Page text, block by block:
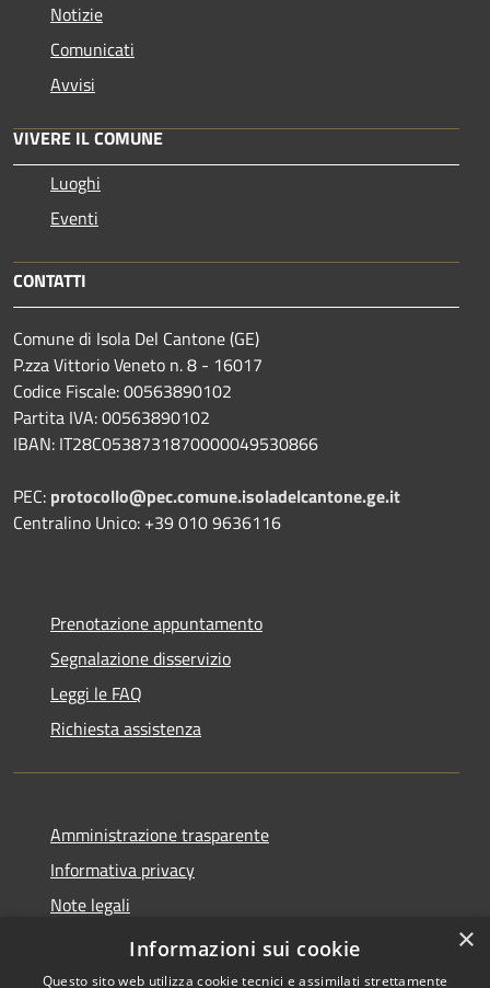
Notizie
Comunicati
Avvisi
VIVERE IL COMUNE
Luoghi
Eventi
CONTATTI
Comune di Isola Del Cantone (GE)
P.zza Vittorio Veneto n. 8 - 16017
Codice Fiscale: 00563890102
Partita IVA: 00563890102
IBAN: IT28C0538731870000049530866
PEC: protocollo@pec.comune.isoladelcantone.ge.it
Centralino Unico: +39 010 9636116
Prenotazione appuntamento
Segnalazione disservizio
Leggi le FAQ
Richiesta assistenza
Amministrazione trasparente
Informativa privacy
Note legali
Dichiarazione di accessibilità
×
Informazioni sui cookie
Questo sito web utilizza cookie tecnici e assimilati strettamente